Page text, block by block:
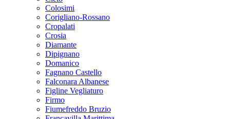
Colosimi
Corigliano-Rossano
Cropalati
Crosia
Diamante
Dipignano
Domanico
Fagnano Castello
Falconara Albanese
Figline Vegliaturo
Firmo
Fiumefreddo Bruzio